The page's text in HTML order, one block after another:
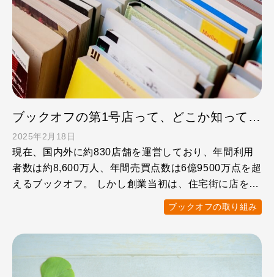
ブックオフの第1号店って、どこか知ってます？
2025年2月18日
現在、国内外に約830店舗を運営しており、年間利用
者数は約8,600万人、年間売買点数は6億9500万点を超
えるブックオフ。 しかし創業当初は、住宅街に店を構
ブックオフの取り組み